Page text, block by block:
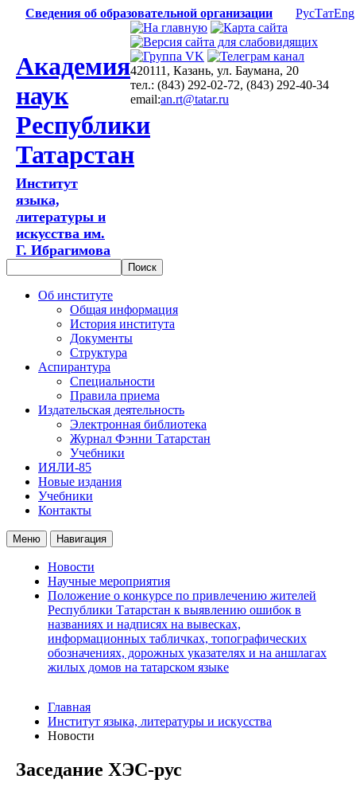
Сведения об образовательной организации РусТатEng
Академия
наук
Республики
Татарстан
Институт
языка,
литературы и
искусства им.
Г. Ибрагимова
420111, Казань, ул. Баумана, 20
тел.: (843) 292-02-72, (843) 292-40-34
email:an.rt@tatar.ru
Об институте
Общая информация
История института
Документы
Структура
Аспирантура
Специальности
Правила приема
Издательская деятельность
Электронная библиотека
Журнал Фэнни Татарстан
Учебники
ИЯЛИ-85
Новые издания
Учебники
Контакты
Меню Навигация
Новости
Научные мероприятия
Положение о конкурсе по привлечению жителей
Республики Татарстан к выявлению ошибок в
названиях и надписях на вывесках,
информационных табличках, топографических
обозначениях, дорожных указателях и на аншлагах
жилых домов на татарском языке
Главная
Институт языка, литературы и искусства
Новости
Заседание ХЭС-рус